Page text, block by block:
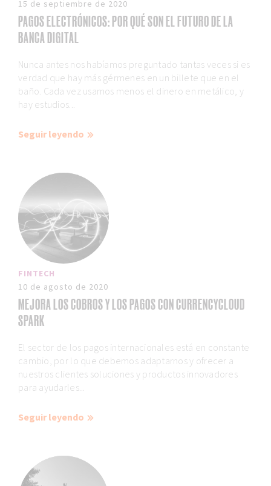
15 de septiembre de 2020
PAGOS ELECTRÓNICOS: POR QUÉ SON EL FUTURO DE LA
BANCA DIGITAL
Nunca antes nos habíamos preguntado tantas veces si es
verdad que hay más gérmenes en un billete que en el
baño. Cada vez usamos menos el dinero en metálico, y
hay estudios...
Seguir leyendo
FINTECH
10 de agosto de 2020
MEJORA LOS COBROS Y LOS PAGOS CON CURRENCYCLOUD
SPARK
El sector de los pagos internacionales está en constante
cambio, por lo que debemos adaptarnos y ofrecer a
nuestros clientes soluciones y productos innovadores
para ayudarles...
Seguir leyendo